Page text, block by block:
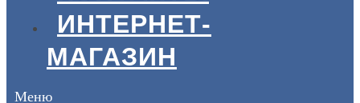
ИНТЕРНЕТ-
МАГАЗИН
Меню